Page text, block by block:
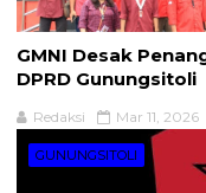
GMNI Desak
DPRD Gunungsitoli
Redaksi Mar 11, 2026
GUNUNGSITOLI